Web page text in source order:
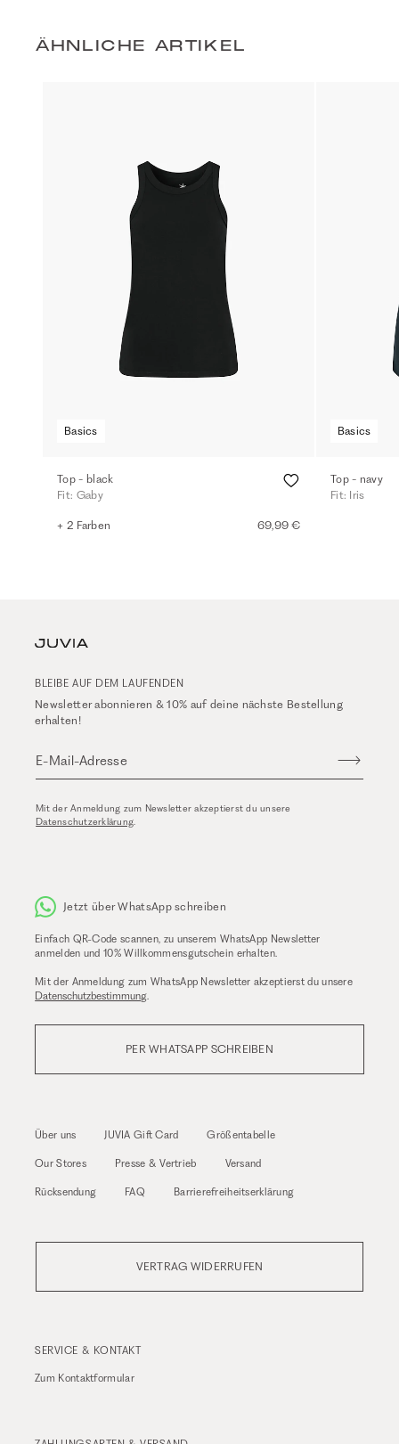
ÄHNLICHE ARTIKEL
Basics
Top - black
Fit: Gaby
+ 2 Farben 69,99 €
Basics
Top - navy
Fit: Iris
BLEIBE AUF DEM LAUFENDEN
Newsletter abonnieren & 10% auf deine nächste Bestellung
erhalten!
E-Mail-Adresse
Mit der Anmeldung zum Newsletter akzeptierst du unsere
Datenschutzerklärung.
Jetzt über WhatsApp schreiben
Einfach QR-Code scannen, zu unserem WhatsApp Newsletter
anmelden und 10% Willkommensgutschein erhalten.
Mit der Anmeldung zum WhatsApp Newsletter akzeptierst du unsere
Datenschutzbestimmung.
PER WHATSAPP SCHREIBEN
Über uns JUVIA Gift Card Größentabelle
Our Stores Presse & Vertrieb Versand
Rücksendung FAQ Barrierefreiheitserklärung
VERTRAG WIDERRUFEN
SERVICE & KONTAKT
Zum Kontaktformular